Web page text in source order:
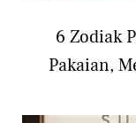
6 Zodiak
Pakaian,